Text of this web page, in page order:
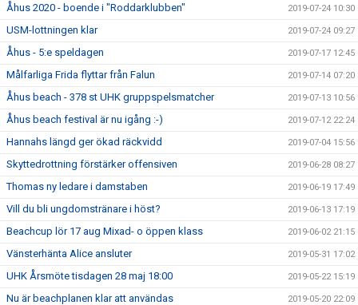
Åhus 2020 - boende i "Roddarklubben" 2019-07-24 10:30
USM-lottningen klar 2019-07-24 09:27
Åhus - 5:e speldagen 2019-07-17 12:45
Målfarliga Frida flyttar från Falun 2019-07-14 07:20
Åhus beach - 378 st UHK gruppspelsmatcher 2019-07-13 10:56
Åhus beach festival är nu igång :-) 2019-07-12 22:24
Hannahs längd ger ökad räckvidd 2019-07-04 15:56
Skyttedrottning förstärker offensiven 2019-06-28 08:27
Thomas ny ledare i damstaben 2019-06-19 17:49
Vill du bli ungdomstränare i höst? 2019-06-13 17:19
Beachcup lör 17 aug Mixad- o öppen klass 2019-06-02 21:15
Vänsterhänta Alice ansluter 2019-05-31 17:02
UHK Årsmöte tisdagen 28 maj 18:00 2019-05-22 15:19
Nu är beachplanen klar att användas 2019-05-20 22:09